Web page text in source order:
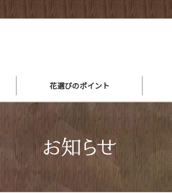
花選びのポイント
アレンジメントができるまで
スタッフ紹介